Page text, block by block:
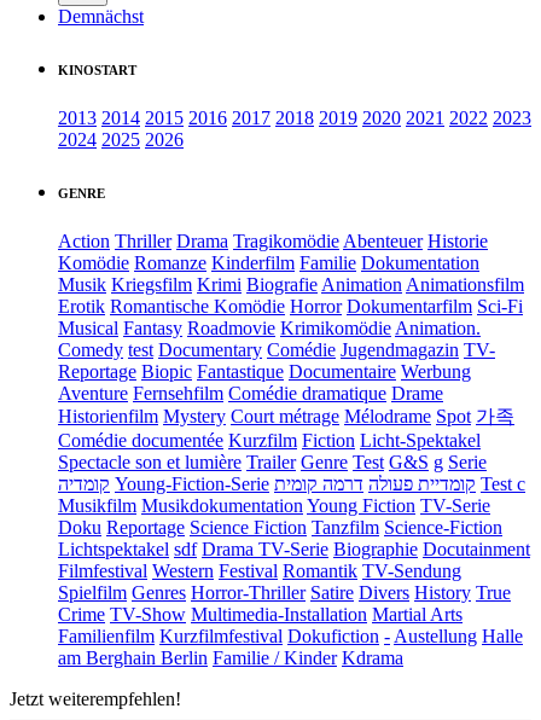
Demnächst
KINOSTART
2013 2014 2015 2016 2017 2018 2019 2020 2021 2022 2023
2024 2025 2026
GENRE
Action Thriller Drama Tragikomödie Abenteuer Historie
Komödie Romanze Kinderfilm Familie Dokumentation
Musik Kriegsfilm Krimi Biografie Animation Animationsfilm
Erotik Romantische Komödie Horror Dokumentarfilm Sci-Fi
Musical Fantasy Roadmovie Krimikomödie Animation.
Comedy test Documentary Comédie Jugendmagazin TV-
Reportage Biopic Fantastique Documentaire Werbung
Aventure Fernsehfilm Comédie dramatique Drame
Historienfilm Mystery Court métrage Mélodrame Spot 가족
Comédie documentée Kurzfilm Fiction Licht-Spektakel
Spectacle son et lumière Trailer Genre Test G&S g Serie
קומדיה Young-Fiction-Serie קומדיית פעולה דרמה קומית
Test c
Musikfilm Musikdokumentation Young Fiction TV-Serie
Doku Reportage Science Fiction Tanzfilm Science-Fiction
Lichtspektakel sdf Drama TV-Serie Biographie Docutainment
Filmfestival Western Festival Romantik TV-Sendung
Spielfilm Genres Horror-Thriller Satire Divers History True
Crime TV-Show Multimedia-Installation Martial Arts
Familienfilm Kurzfilmfestival Dokufiction - Austellung Halle
am Berghain Berlin Familie / Kinder Kdrama
Jetzt weiterempfehlen!